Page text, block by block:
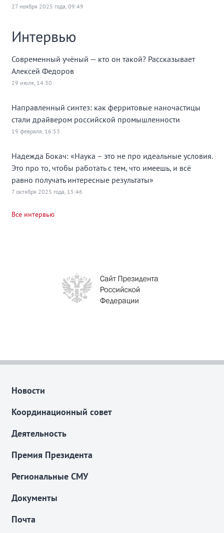
27 ноября 2025 года, 09:49
Интервью
Современный учёный — кто он такой? Рассказывает
Алексей Федоров
29 июля, 14:30
Направленный синтез: как ферритовые наночастицы
стали драйвером российской промышленности
19 февраля, 16:53
Надежда Бокач: «Наука – это не про идеальные условия.
Это про то, чтобы работать с тем, что имеешь, и всё
равно получать интересные результаты»
7 октября 2025 года, 15:46
Все интервью
Новости
Координационный совет
Деятельность
Премия Президента
Региональные СМУ
Документы
Почта